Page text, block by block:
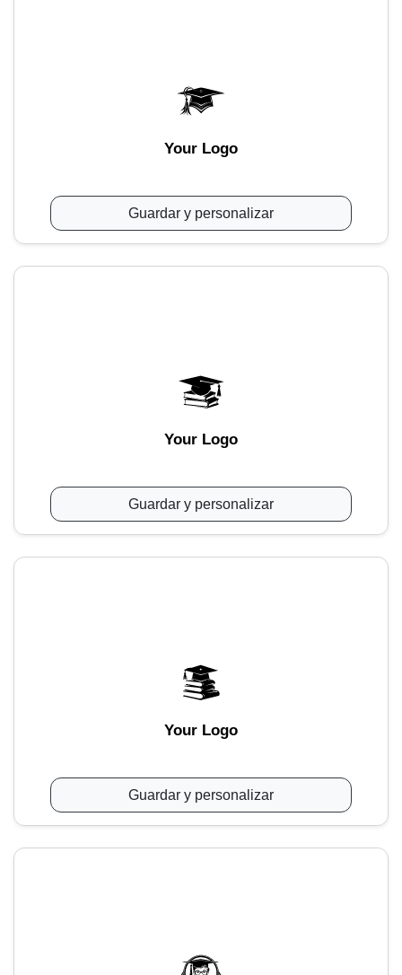
Your Logo
Guardar y personalizar
Your Logo
Guardar y personalizar
Your Logo
Guardar y personalizar